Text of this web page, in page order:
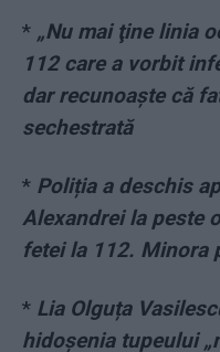
* „Nu mai ţine linia
112 care a vorbit
dar recunoaşte că
sechestrată
* Poliția a deschis
Alexandrei la peste
fetei la 112. Minora
* Lia Olguța
hidoșenia tupeului